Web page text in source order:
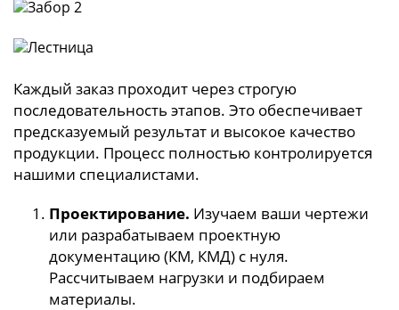
Каждый заказ проходит через строгую
последовательность этапов. Это обеспечивает
предсказуемый результат и высокое качество
продукции. Процесс полностью контролируется
нашими специалистами.
Проектирование. Изучаем ваши чертежи
или разрабатываем проектную
документацию (КМ, КМД) с нуля.
Рассчитываем нагрузки и подбираем
материалы.